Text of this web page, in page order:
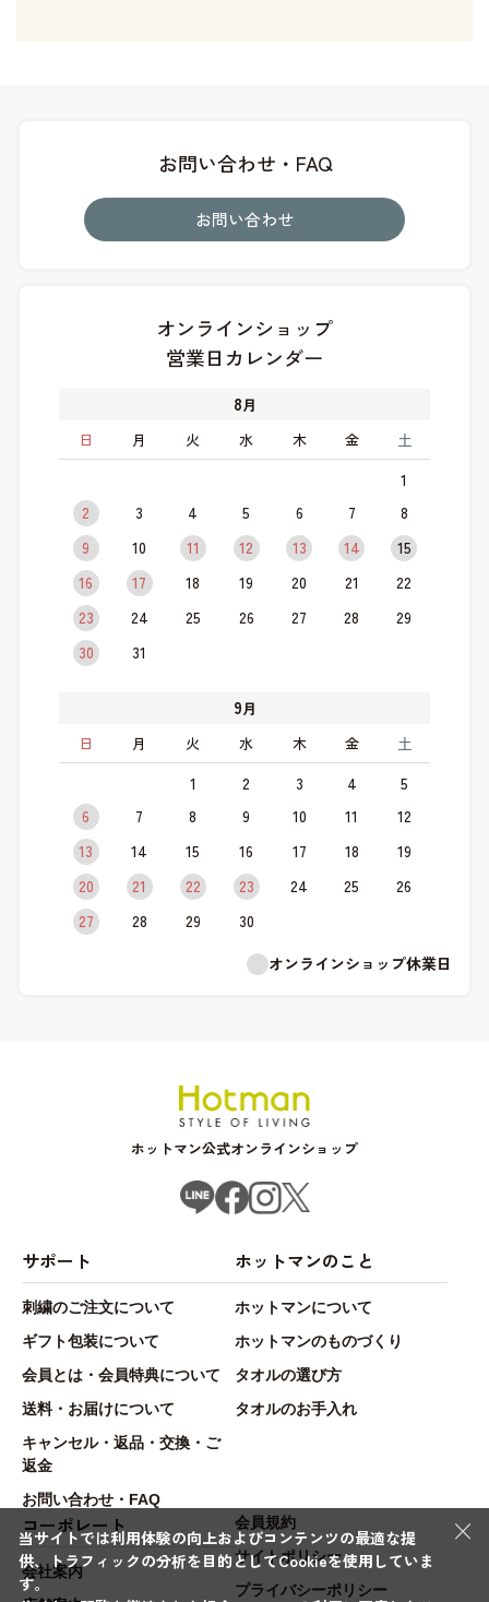
お問い合わせ・FAQ
お問い合わせ
オンラインショップ
営業日カレンダー
8月
日
月 火 水 木 金 土
1
2
3 4 5 6 7
8
9
10 11 12 13 14
15
16
17 18 19 20 21
22
23
24 25 26 27 28
29
30
31
9月
日
月 火 水 木 金 土
1 2 3 4
5
6
7 8 9 10 11
12
13
14 15 16 17 18
19
20
21 22 23 24 25
26
27
28 29
30
オンラインショップ休業日
ホットマン公式オンラインショップ
サポート
刺繍のご注文について
ギフト包装について
会員とは・会員特典について
送料・お届けについて
キャンセル・返品・交換・ご
返金
お問い合わせ・FAQ
ホットマンのこと
ホットマンについて
ホットマンのものづくり
タオルの選び方
タオルのお手入れ
コーポレート
会社案内
会員規約
サイトポリシー
プライバシーポリシー
×
当サイトでは利用体験の向上およびコンテンツの最適な提
供、トラフィックの分析を目的としてCookieを使用していま
す。